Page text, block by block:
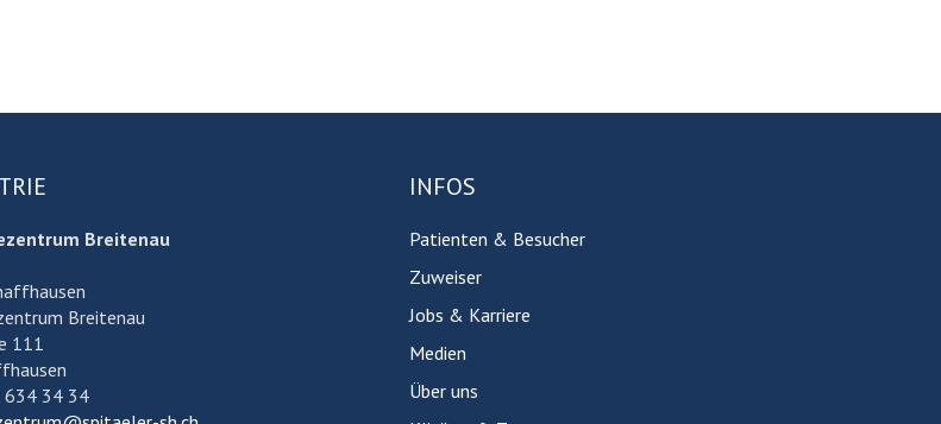
Breitenau
Breitenau
111
634 34 34
INFOS
Patienten & Besucher
Zuweiser
Jobs & Karriere
Medien
Über uns